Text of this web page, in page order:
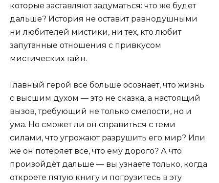
которые заставляют задуматься: что же будет
дальше? История не оставит равнодушными
ни любителей мистики, ни тех, кто любит
запутанные отношения с привкусом
мистических тайн.
Главный герой всё больше осознаёт, что жизнь
с высшим духом — это не сказка, а настоящий
вызов, требующий не только смелости, но и
ума. Но сможет ли он справиться с теми
силами, что угрожают разрушить его мир? Или
же он потеряет всё, что ему дорого? А что
произойдёт дальше — вы узнаете только, когда
откроете пятую книгу и погрузитесь в эту